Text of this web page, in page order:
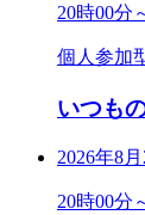
20時00分
個人参加
いつも
2026年8
20時00分